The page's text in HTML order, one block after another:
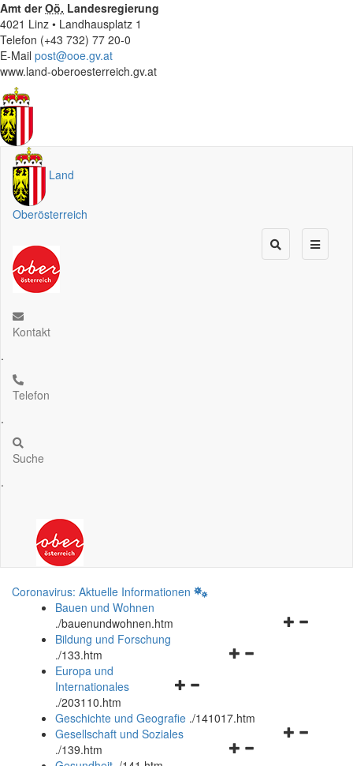
Amt derOö. Landesregierung
4021 Linz • Landhausplatz 1
Telefon (+43 732) 77 20-0
E-Mail post@ooe.gv.at
www.land-oberoesterreich.gv.at
Land
Oberösterreich
Kontakt
.
Telefon
.
Suche
.
Coronavirus: Aktuelle Informationen
Bauen und Wohnen
./bauenundwohnen.htm
Navigationsmenü
Bildung und Forschung
./133.htm
Navigationsmenü
und
schließen
Europa und
Internationales
./203110.htm
Geschichte und Geografie ./141017.htm
Navigationsmenü
Gesellschaft und Soziales
./139.htm